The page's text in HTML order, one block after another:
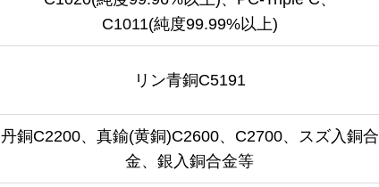
C1011(純度99.99%以上)
リン青銅C5191
丹銅C2200、真鍮(黄銅)C2600、C2700、スズ入銅合
金、銀入銅合金等